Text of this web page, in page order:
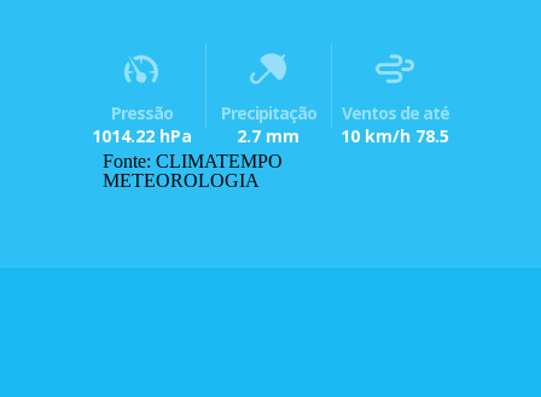
Pressão
1014.22 hPa
Precipitação
2.7 mm
Ventos de até
10 km/h 78.5
Fonte: CLIMATEMPO
METEOROLOGIA